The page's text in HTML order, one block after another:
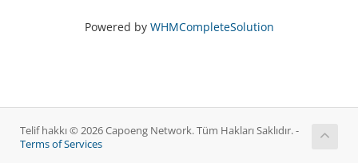
Powered by WHMCompleteSolution
Telif hakkı © 2026 Capoeng Network. Tüm Hakları Saklıdır. -
Terms of Services